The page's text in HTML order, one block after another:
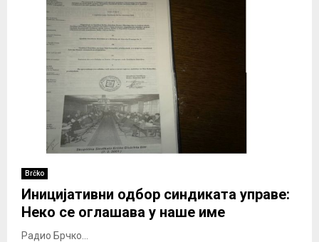
Brčko
Иницијативни одбор синдиката управе:
Неко се оглашава у наше име
Радио Брчко...